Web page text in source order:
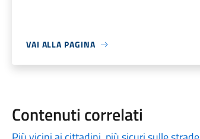
VAI ALLA PAGINA
Contenuti correlati